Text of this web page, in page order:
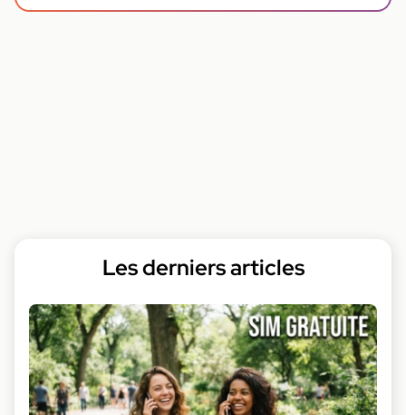
Les derniers articles